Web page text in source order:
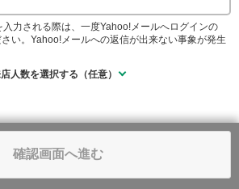
力される際は、一度Yahoo!メールへログインの
い。Yahoo!メールへの返信が出来ない事象が発生
人数を選択する（任意）
確認画面へ進む